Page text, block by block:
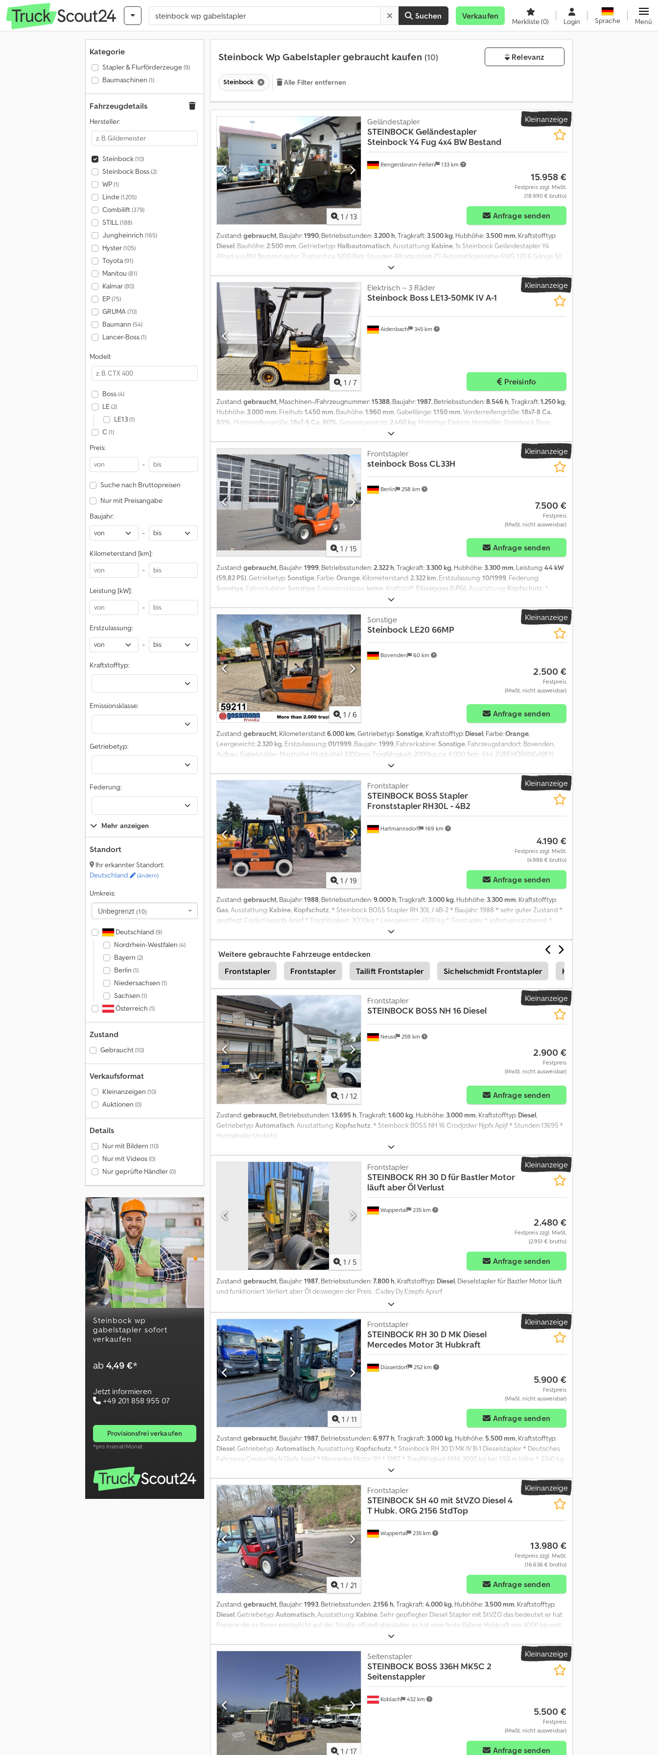
Suchen Verkaufen
Merkliste(0) Login Sprache Menü
Kategorie
Stapler & Flurförderzeuge(9)
Baumaschinen (1)
Fahrzeugdetails
Hersteller:
Steinbock(10)
Steinbock Boss(2)
WP(1)
Linde(1.205)
Combilift(379)
STILL(188)
Jungheinrich (165)
Hyster(105)
Toyota(91)
Manitou (81)
Kalmar(80)
EP(75)
GRUMA(70)
Baumann (54)
Lancer-Boss(1)
Modell:
Boss(4)
LE(2)
LE13(1)
C (1)
Preis:
-
Suche nach Bruttopreisen
Nur mit Preisangabe
Baujahr:
-
Kilometerstand [km]:
-
Leistung [kW]:
-
Erstzulassung:
-
Kraftstofftyp:
Emissionsklasse:
Getriebetyp:
Federung:
Mehr anzeigen
Standort
Ihr erkannter Standort:
Deutschland
(ändern)
Umkreis:
Unbegrenzt (10)
Deutschland (9)
Nordrhein-Westfalen (4)
Bayern (2)
Berlin (1)
Niedersachsen (1)
Sachsen (1)
Österreich (1)
Zustand
Gebraucht(10)
Verkaufsformat
Kleinanzeigen (10)
Auktionen (0)
Details
Nur mit Bildern (10)
Nur mit Videos(0)
Nur geprüfte Händler(0)
steinbock wp
gabelstapler sofort
verkaufen
ab4,49 €*
Jetzt informieren
+49 201 858 955 07
provisionsfrei verkaufen
*pro Inserat/Monat
Steinbock Wp Gabelstapler gebraucht kaufen (10) Relevanz
Steinbock Alle Filter entfernen
Kleinanzeige
1 / 13
Rengersbrunn-Fellen 133 km
Geländestapler
STEINBOCKGeländestapler
Steinbock Y4 Fug 4x4 BW Bestand
15.958 €
Festpreis zzgl. MwSt.
(18.990 € brutto)
Anfrage senden
Zustand:gebraucht, Baujahr:1990, Betriebsstunden: 3.200 h, Tragkraft: 3.500 kg, Hubhöhe: 3.500 mm, Kraftstofftyp:
Diesel, Bauhöhe:2.500 mm, Getriebetyp: Halbautomatisch, Ausstattung: Kabine, 1x Steinbock Geländestapler Y4
Allrad aus BW Bestand guter Zustand ca 3200 Betr Stunden Allradantrieb ZF Automatikgetriebe 6WG 120 6 Gänge 50
Km/h Wedeschaltung Servolenkung Dieselmotor Deutz F6L913 Luftgekühlt mit 78KW/108 PS Wandlergetriebe ZF mit
Wendeschaltung und 6 Gängen ZF 6WG 120 Kabine mit Heizung Lüftung Austellfenster Standheizung Hubhöhe 3500
mm Tragkraft 3500 kg Zulässiges Gesamtgewicht 10500 kg. Leergewicht ca 8900 Kg Dublex Mast mit Seitenschieber
und 3 Steuerkreis Seitliche Verstellung Drehverstellung . Allrad zuschaltbar. Stapler mit 3200 St Bereifung neuwertig
letzte Wartung 2022 mit Schneeketten und Gabelzinkenverlängerungen 2x Csdpfjw Hihwjx Apierf Guter
Zustand.Einsatzbereit. Tüv Au & Neu Abnahme 950 euro Mwst ausweisbar
Kleinanzeige
1 / 7
Aidenbach 345 km
Elektrisch – 3 Räder
Steinbock Boss LE13-50MK IV A-1
Preisinfo
Zustand:gebraucht, Maschinen-/Fahrzeugnummer:15388, Baujahr:1987, Betriebsstunden:8.546 h, Tragkraft:1.250 kg,
Hubhöhe: 3.000 mm, Freihub:1.450 mm, Bauhöhe:1.960 mm, Gabellänge:1.150 mm, Vorderreifengröße:18x7-8 Ca.
80%, Hinterreifengröße:18x7-8 Ca. 80%, Gesamtgewicht: 2.460 kg, Motortyp: Elektro, Hersteller: Steinbock Boss
Kleinanzeige
1 / 15
Berlin 258 km
Frontstapler
steinbock Boss CL33H
7.500 €
Festpreis
(MwSt. nicht ausweisbar)
Anfrage senden
Zustand:gebraucht, Baujahr:1999, Betriebsstunden:2.322 h, Tragkraft: 3.300 kg, Hubhöhe: 3.300 mm, Leistung:44 kW
(59,82 PS), Getriebetyp:Sonstige, Farbe:Orange, Kilometerstand:2.322 km, Erstzulassung:10/1999, Federung:
Sonstige, Fahrerkabine: Sonstige, Emissionsklasse: keine, Kraftstoff: Flüssiggas (LPG), Ausstattung: Kopfschutz, *
Hubhöhe:3300mm * Tragkraft:3300kg * Eigengrwicht:4000kg * Autogas LPG * 44kw * Kabine Schneider Fahrkomfort *
Schutzdach Codjx Ska Ejpfx Apisrf * Servolenkung Haben Sie Fragen zu diesem Fahrzeugangebot? Bitte rufen Sie uns
an ! ! ! Wir stehen Ihnen zur Beantwortung Ihrer Fragen gerne zur Verfügung. Leko WhatsApp-Nr: Orlando WhatsApp-
Nr: Luka WhatsApp-Nr: .. Unser Service: * Kurzzeitkennzeichen : 5 Tage * Ausfuhrkennzeichen : 30 Tage * Euro 1
Bescheinigungen * Lieferantenerklärungen * Inzahlungnahmen/Finanzierung * Fahrzeuganlieferung/ Überführung
Deutschlandweit * Verschiffung von Fahrzeugen Weltweit * Individual-Service für jede erdenkliche Situation/Wunsch
auf Anfrage Wir sprechen deutsch. We speak English. Parliamo italiano. Govorimo Srpski/Hrvatski Mówimy po Polsku.
We speak Russian. Govorim Bulgarski ... Servolenkung, Treibstoff: Autogas, Schutzdach
Kleinanzeige
1 / 6
Bovenden 60 km
Sonstige
Steinbock LE20 66MP
2.500 €
Festpreis
(MwSt. nicht ausweisbar)
Anfrage senden
Zustand:gebraucht, Kilometerstand:6.000 km, Getriebetyp:Sonstige, Kraftstofftyp: Diesel, Farbe:Orange,
Leergewicht:2.320 kg, Erstzulassung:01/1999, Baujahr:1999, Fahrerkabine:Sonstige, Fahrzeugstandort: Bovenden,
Aufbau: Gabelstabler Masthöhe (Hubhöhe) 3300mm, Tragfähigkeit: 2000kg, ca. 6.000 Betr.-Std. ZUBEHÖRANGABEN
OHNE GEWÄHR, Änderungen, Zwischenverkauf und Irrtümer vorbehalten! Cjdpsi N H Huefx Apisrf - .
Kleinanzeige
1 / 19
Hartmannsdorf 169 km
Frontstapler
STEINBOCK BOSS Stapler
Fronststapler RH30L - 4B2
4.190 €
Festpreis zzgl. MwSt.
(4.986 € brutto)
Anfrage senden
Zustand:gebraucht, Baujahr:1988, Betriebsstunden:9.000 h, Tragkraft: 3.000 kg, Hubhöhe: 3.300 mm, Kraftstofftyp:
Gas, Ausstattung: Kabine, Kopfschutz, * Steinbock BOSS Stapler RH 30L / 4B-2 * Baujahr: 1988 * sehr guter Zustand *
gepflegt Crjdjzd Iaqspfx Apiof * Tragfähigkeit: 3000kg * Leergewicht: 4500 kg * Gasstapler * sofort einsatzbereit *
Motorhersteller: Ford * Lastschwerpunkt: 500mm * lange Gabeln Wir nehmen sehr gerne nach einer technischen
und optischen Prüfung Ihre Gebrauchtmaschine in Zahlung. Irrtümer, Eingabefehler und Zwischenverkauf
vorbehalten
Weitere gebrauchte Fahrzeuge entdecken
Frontstapler
Frontstapler Tailift Frontstapler Sichelschmidt Frontstapler Halla Frontstapler
Manitou Baumaschinen Ersatzteile & Zubehör
Kleinanzeige
1 / 12
Neuss 259 km
Frontstapler
STEINBOCK BOSS NH 16 Diesel
2.900 €
Festpreis
(MwSt. nicht ausweisbar)
Anfrage senden
Zustand:gebraucht, Betriebsstunden:13.695 h, Tragkraft:1.600 kg, Hubhöhe: 3.000 mm, Kraftstofftyp: Diesel,
Getriebetyp:Automatisch, Ausstattung: Kopfschutz, * Steinbock BOSS NH 16 Crodjzdwr Njpfx Apijf * Stunden:13695 *
Hubzylinder Undicht
Kleinanzeige
1 / 5
Wuppertal 235 km
Frontstapler
STEINBOCK RH 30 D für Bastler Motor
läuft aber Öl Verlust
2.480 €
Festpreis zzgl. MwSt.
(2.951 € brutto)
Anfrage senden
Zustand:gebraucht, Baujahr:1987, Betriebsstunden:7.800 h, Kraftstofftyp: Diesel, Dieselstapler für Bastler Motor läuft
und funktioniert Verliert aber Öl deswegen der Preis . Csdey Dy Ezepfx Apisrf
Kleinanzeige
1 / 11
Düsseldorf 252 km
Frontstapler
STEINBOCK RH 30 D MK Diesel
Mercedes Motor 3t Hubkraft
5.900 €
Festpreis
(MwSt. nicht ausweisbar)
Anfrage senden
Zustand:gebraucht, Baujahr:1987, Betriebsstunden:6.977 h, Tragkraft: 3.000 kg, Hubhöhe: 5.500 mm, Kraftstofftyp:
Diesel, Getriebetyp:Automatisch, Ausstattung: Kopfschutz, * Steinbock RH 30 D MK IV B-1 Dieselstapler * Deutsches
Fahrzeug Credsv Hq N Djpfx Apief * Mercedes Motor !!!!! * 1987 * Tragfähigkeit MAX 3000 kg bei 3,50 m höhe * 2340 kg
bei 5,50m höhe * Voll Funktionsfähig * lange Zinken !! * Verladung in/ auf Auflieger möglich * Paragraph 25
Kleinanzeige
1 / 21
Wuppertal 235 km
Frontstapler
STEINBOCK SH 40 mit StVZO Diesel 4
T Hubk. ORG 2156 StdTop
13.980 €
Festpreis zzgl. MwSt.
(16.636 € brutto)
Anfrage senden
Zustand:gebraucht, Baujahr:1993, Betriebsstunden:2.156 h, Tragkraft:4.000 kg, Hubhöhe: 3.500 mm, Kraftstofftyp:
Diesel, Getriebetyp:Automatisch, Ausstattung: Kabine, Sehr gepflegter Diesel Stapler mit StVZO das bedeutet er hat
Papiere die es Ihnen ermöglicht auf der Straße offiziell abzuladen er hat eine feste Kabine Hubkraft von 4000 kg und
eine Hubhöhe von 3500 m/m org erst 2156 Std er kann bei uns sofort abgeholt werden oder wir können Ihnen gegen
Aufpreis auch liefern rufen Sie uns einfach an. Credpsyxcadsfx Apisf
Kleinanzeige
1 / 17
Koblach 432 km
Seitenstapler
STEINBOCK BOSS 336H MK5C 2
Seitenstappler
5.500 €
Festpreis
(MwSt. nicht ausweisbar)
Anfrage senden